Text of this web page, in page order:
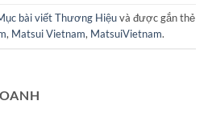
bài viết Thương Hiệuvà được gắn thẻ
, Matsui Vietnam, MatsuiVietnam.